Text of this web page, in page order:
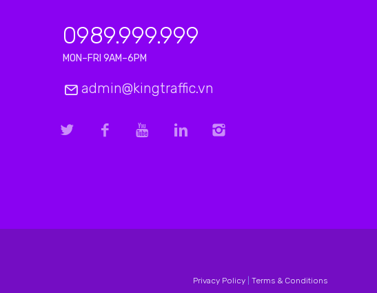
0989.999.999
MON–FRI 9AM–6PM
admin@kingtraffic.vn
Privacy Policy| Terms & Conditions